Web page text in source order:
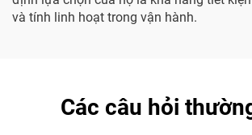
và tính linh hoạt trong vận hành.
Các câu hỏi